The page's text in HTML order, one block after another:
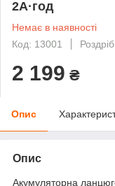
2А·год
Немає в наявності
Код: 13001
Роздріб
2 199 ₴
Опис
Опис
Акумуляторна